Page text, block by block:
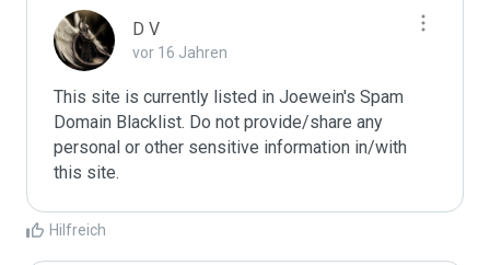
D V
vor 16 Jahren
This site is currently listed in Joewein's Spam
Domain Blacklist. Do not provide/share any
personal or other sensitive information in/with
this site.
Hilfreich